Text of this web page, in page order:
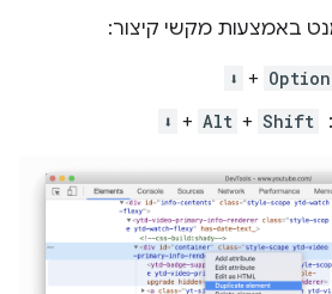
באמצעות מקשי קיצור:
Option
+
⬇️
Shift
+
Alt
+
⬇️